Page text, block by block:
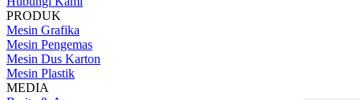
PRODUK
Mesin Grafika
Mesin Pengemas
Mesin Dus Karton
Mesin Plastik
MEDIA